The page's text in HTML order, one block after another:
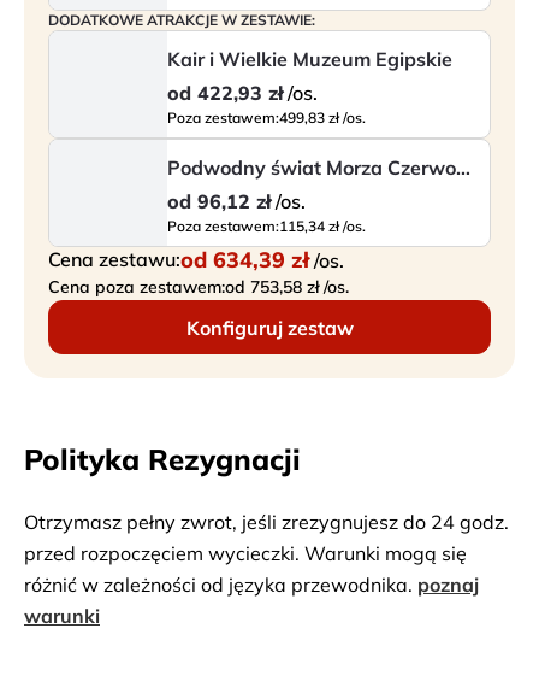
DODATKOWE ATRAKCJE W ZESTAWIE:
Kair i Wielkie Muzeum Egipskie
od 422,93 zł /os.
Poza zestawem:499,83 zł /os.
Podwodny świat Morza Czerwonego
od 96,12 zł /os.
Poza zestawem:115,34 zł /os.
Cena zestawu:od 634,39 zł /os.
Cena poza zestawem:od 753,58 zł /os.
Konfiguruj zestaw
Polityka Rezygnacji
Otrzymasz pełny zwrot, jeśli zrezygnujesz do 24 godz.
przed rozpoczęciem wycieczki. Warunki mogą się
różnić w zależności od języka przewodnika. poznaj
warunki